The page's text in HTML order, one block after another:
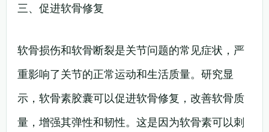
三、促进软骨修复
软骨损伤和软骨断裂是关节问题的常见症状，严
重影响了关节的正常运动和生活质量。研究显
示，软骨素胶囊可以促进软骨修复，改善软骨质
量，增强其弹性和韧性。这是因为软骨素可以刺